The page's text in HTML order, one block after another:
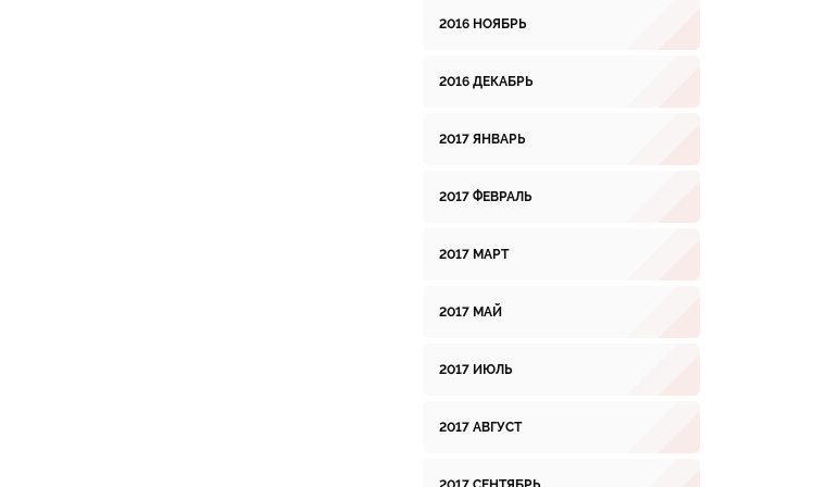
2016 НОЯБРЬ
2016 ДЕКАБРЬ
2017 ЯНВАРЬ
2017 ФЕВРАЛЬ
2017 МАРТ
2017 МАЙ
2017 ИЮЛЬ
2017 АВГУСТ